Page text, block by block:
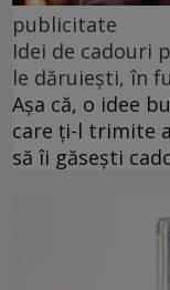
publicitate
Idei de cadouri
le dăruiești, în
Așa că, o idee
care ți-l trimite
să îi găsești